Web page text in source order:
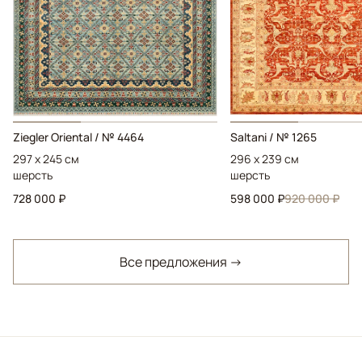
Ziegler Oriental / № 4464
297 x 245 см
шерсть
728 000 ₽
Saltani / № 1265
296 x 239 см
шерсть
598 000 ₽920 000 ₽
Все предложения →